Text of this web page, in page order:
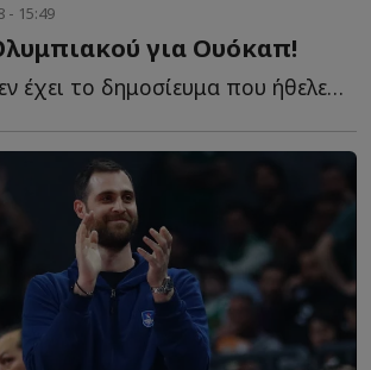
- 15:49
για Ουόκαπ!
Καμία βάση δεν έχει το δημοσίευμα που ήθελε τον Ολυμπιακό ν...